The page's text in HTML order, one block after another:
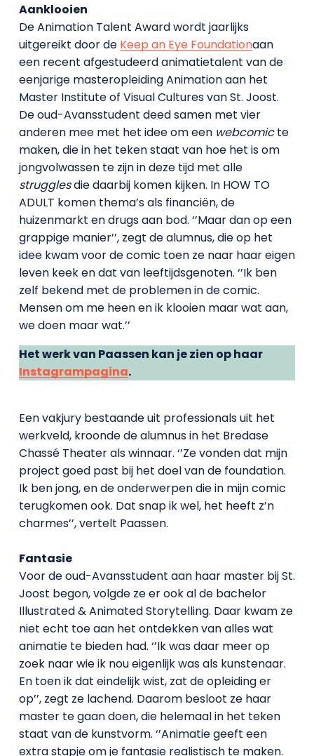
Aanklooien
De Animation Talent Award wordt jaarlijks
uitgereikt door de Keep an Eye Foundationaan
een recent afgestudeerd animatietalent van de
eenjarige masteropleiding Animation aan het
Master Institute of Visual Cultures van St. Joost.
De oud-Avansstudent deed samen met vier
anderen mee met het idee om een webcomicte
maken, die in het teken staat van hoe het is om
jongvolwassen te zijn in deze tijd met alle
strugglesdie daarbij komen kijken. In HOW TO
ADULT komen thema’s als financiën, de
huizenmarkt en drugs aan bod. ‘’Maar dan op een
grappige manier’’, zegt de alumnus, die op het
idee kwam voor de comic toen ze naar haar eigen
leven keek en dat van leeftijdsgenoten. ‘’Ik ben
zelf bekend met de problemen in de comic.
Mensen om me heen en ik klooien maar wat aan,
we doen maar wat.’’
Het werk van Paassen kan je zien op haar
Instagrampagina.
Een vakjury bestaande uit professionals uit het
werkveld, kroonde de alumnus in het Bredase
Chassé Theater als winnaar. ‘’Ze vonden dat mijn
project goed past bij het doel van de foundation.
Ik ben jong, en de onderwerpen die in mijn comic
terugkomen ook. Dat snap ik wel, het heeft z’n
charmes’’, vertelt Paassen.
Fantasie
Voor de oud-Avansstudent aan haar master bij St.
Joost begon, volgde ze er ook al de bachelor
Illustrated & Animated Storytelling. Daar kwam ze
niet echt toe aan het ontdekken van alles wat
animatie te bieden had. ‘’Ik was daar meer op
zoek naar wie ik nou eigenlijk was als kunstenaar.
En toen ik dat eindelijk wist, zat de opleiding er
op’’, zegt ze lachend. Daarom besloot ze haar
master te gaan doen, die helemaal in het teken
staat van de kunstvorm. ‘’Animatie geeft een
extra stapje om je fantasie realistisch te maken.